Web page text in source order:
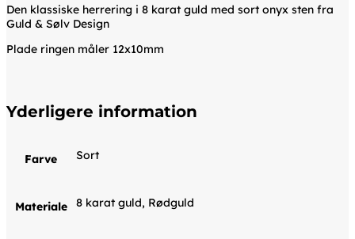
Den klassiske herrering i 8 karat guld med sort onyx sten fra
Guld & Sølv Design
Plade ringen måler 12x10mm
Yderligere information
Farve Sort
Materiale 8 karat guld, Rødguld